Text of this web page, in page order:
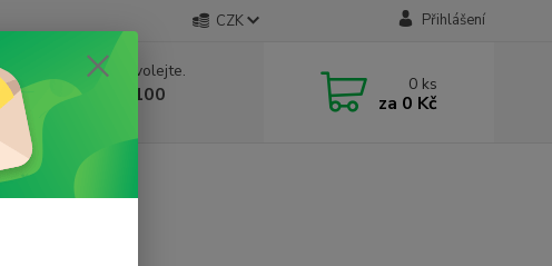
CZK Přihlášení
Nevíte si rady? Zavolejte.
+420 603 332 100
(Po-Pá, 10-17 hod.)
0 ks
za 0 Kč
difuzéry 30 ml